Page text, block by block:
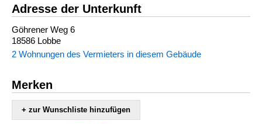
Adresse der Unterkunft
Göhrener Weg 6
18586 Lobbe
2 Wohnungen des Vermieters in diesem Gebäude
Merken
+ zur Wunschliste hinzufügen